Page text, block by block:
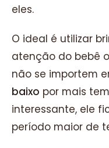
eles.
O ideal é utilizar
atenção do bebê
não se importem
baixo por mais
interessante, ele
período maior de